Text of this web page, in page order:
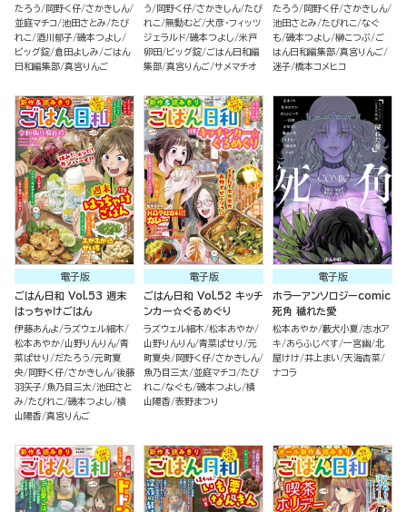
たろう 岡野く仔 さかきしん
並庭マチコ 池田さとみ たび
れこ 酒川郁子 磯本つよし
ビッグ錠 倉田よしみ
ごはん
日和編集部 真宮りんご
う 岡野く仔 さかきしん たび
れこ 無動むど 犬彦・フィッツ
ジェラルド 磯本つよし 米戸
卵田
ビッグ錠 ごはん日和編
集部 真宮りんご サメマチオ
たろう 岡野く仔 さかきしん
池田さとみ たびれこ なぐ
も 磯本つよし 榊こつぶ ご
はん日和編集部 真宮りんご
迷子 橋本コメヒコ
電子版
ごはん日和 Vol.53 週末
はっちゃけごはん
伊藤あんよ ラズウェル細木
松本あやか 山野りんりん 青
菜ぱせり
だたろう 元町夏
央 岡野く仔 さかきしん 後藤
羽矢子 魚乃目三太 池田さと
み たびれこ 磯本つよし 横
山陽香 真宮りんご
電子版
ごはん日和 Vol.52 キッチ
ンカー☆ぐるめぐり
ラズウェル細木 松本あやか
山野りんりん 青菜ぱせり
元
町夏央 岡野く仔 さかきしん
魚乃目三太
並庭マチコ たび
れこ なぐも 磯本つよし 横
山陽香 表野まつり
電子版
ホラーアンソロジーcomic
死角 穢れた愛
松本あやか 藪犬小夏 志水ア
キ
あらふじぺす 一宮幽 北
屋けけ 井上まい 天海杏菜
ナコラ